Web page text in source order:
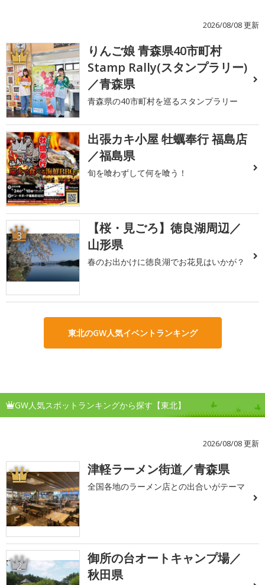
2026/08/08 更新
1
りんご娘 青森県40市町村
Stamp Rally(スタンプラリー)
／青森県
青森県の40市町村を巡るスタンプラリー
2
出張カキ小屋 牡蠣奉行 福島店
／福島県
旬を喰わずして何を喰う！
3
【桜・見ごろ】徳良湖周辺／
山形県
春のお出かけに徳良湖でお花見はいかが？
東北のGW人気イベントランキング
GW人気スポットランキングから探す【東北】
2026/08/08 更新
1 津軽ラーメン街道／青森県
全国各地のラーメン店との出合いがテーマ
2
御所の台オートキャンプ場／
秋田県